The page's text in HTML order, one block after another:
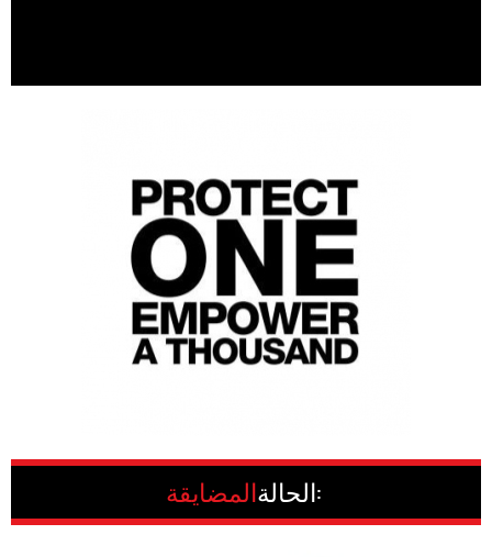
الحالة: المضايقة